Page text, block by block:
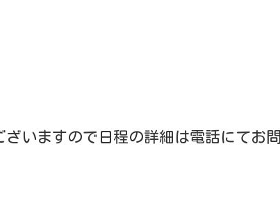
いますので日程の詳細は電話にてお問